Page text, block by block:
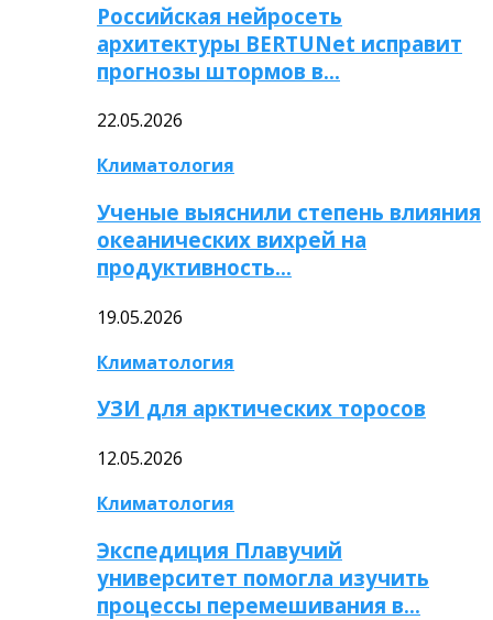
Российская нейросеть
архитектуры BERTUNet исправит
прогнозы штормов в…
22.05.2026
Климатология
Ученые выяснили степень влияния
океанических вихрей на
продуктивность…
19.05.2026
Климатология
УЗИ для арктических торосов
12.05.2026
Климатология
Экспедиция Плавучий
университет помогла изучить
процессы перемешивания в…